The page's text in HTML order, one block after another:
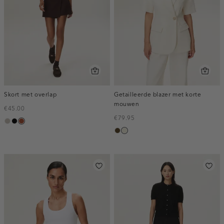
Skort met overlap
€45.00
taupe,
zwartbruin
Getailleerde blazer met korte
mouwen
€79.95
toffee
ecru